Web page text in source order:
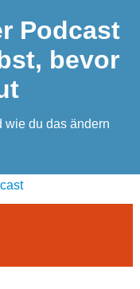
Podcast
bevor
wie du das ändern